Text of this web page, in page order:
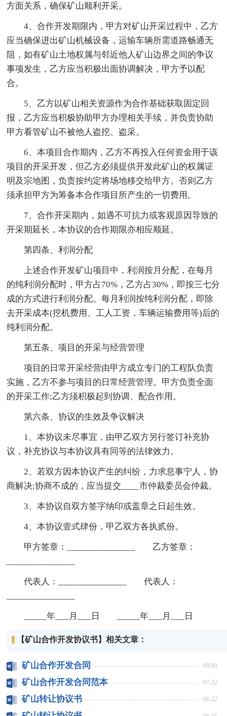
方面关系，确保矿山顺利开采。
4、合作开发期限内，甲方对矿山开采过程中，乙方
应当确保进出矿山机械设备，运输车辆所需道路畅通无
阻，如有矿山土地权属与邻近他人矿山边界之间的争议
事项发生，乙方应当积极出面协调解决，甲方予以配
合。
5、乙方以矿山相关资源作为合作基础获取固定回
报，乙方应当积极协助甲方办理相关手续，并负责协助
甲方看管矿山不被他人盗挖、盗采。
6、本项目合作期内，乙方不再投入任何资金用于该
项目的开采开发，但乙方必须提供开发此矿山的权属证
明及宗地图，负责按约定将场地移交给甲方。否则乙方
须承担甲方为筹备本合作项目所产生的一切费用。
7、合作开采期内，如遇不可抗力或客观原因导致的
开采期延长，本协议的合作期限亦相应顺延。
第四条、利润分配
上述合作开发矿山项目中，利润按月分配，在每月
的纯利润分配时，甲方占70%，乙方占30%，即按三七分
成的方式进行利润分配。每月利润按纯利润分配，即除
去开采成本(挖机费用、工人工资，车辆运输费用等)后的
纯利润分配。
第五条、项目的开采与经营管理
项目的日常开采经营由甲方成立专门的工程队负责
实施，乙方不参与项目的日常经营管理。甲方负责全面
的开采工作;乙方须积极起到协调、配合作用。
第六条、协议的生效及争议解决
1、本协议未尽事宜，由甲乙双方另行签订补充协
议，补充协议与本协议具有同等的法律效力。
2、若双方因本协议产生的纠纷，力求息事宁人，协
商解决;协商不成的，应当提交____市仲裁委员会仲裁。
3、本协议自双方签字纳印或盖章之日起生效。
4、本协议壹式肆份，甲乙双方各执贰份。
甲方签章：_______________ 乙方签章：
代表人：_______________ 代表人：
_____年___月___日 _____年___月___日
【矿山合作开发协议书】相关文章：
矿山合作开发合同 09-09
矿山合作开发合同范本 07-22
矿山转让协议书 06-22